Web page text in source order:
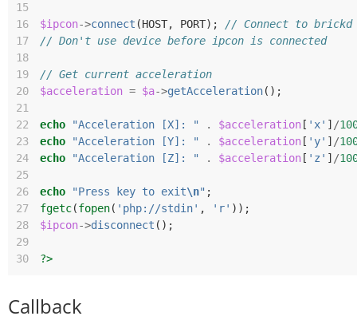
15
16
$ipcon->connect (HOST, PORT);
// Connect to brickd
17
// Don't use device before ipcon is connected
18
19
// Get current acceleration
20
$acceleration = $a->getAcceleration();
21
22
echo "Acceleration [X]: " . $acceleration [ 'x' ] /
23
echo "Acceleration [Y]: " . $acceleration [ 'y' ] /
24
echo "Acceleration [Z]: " . $acceleration [ 'z' ] /
25
26
echo "Press key to exit\n" ;
27
fgetc(fopen( 'php://stdin' , 'r' ));
28
$ipcon->disconnect ();
29
30
?>
Callback